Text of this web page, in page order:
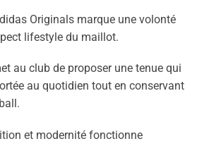
Originals marque une volonté
lifestyle du maillot.
au club de proposer une tenue qui
au quotidien tout en conservant
et modernité fonctionne